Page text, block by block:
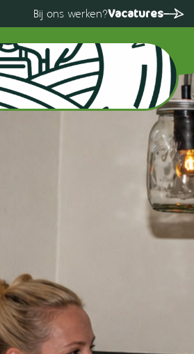
Bij ons werken?Vacatures